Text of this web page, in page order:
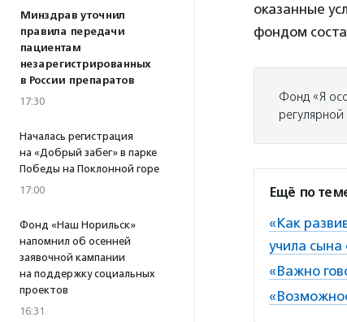
Минздрав уточнил
правила передачи
пациентам
незарегистрированных
в России препаратов
17:30
Началась регистрация
на «Добрый забег» в парке
Победы на Поклонной горе
17:00
Фонд «Наш Норильск»
напомнил об осенней
заявочной кампании
на поддержку социальных
проектов
16:31
оказанные
фондом
Фонд «Я
Ещё по
«Как
учила сына
«Важно